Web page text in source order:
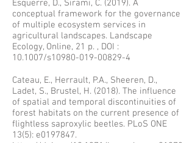
Esquerre, D., Sirami, C. (2019). A
conceptual framework for the governance
of multiple ecosystem services in
agricultural landscapes. Landscape
Ecology, Online, 21 p. , DOI :
10.1007/s10980-019-00829-4
​Cateau, E., Herrault, P.A., Sheeren, D.,
Ladet, S., Brustel, H. (2018). The influence
of spatial and temporal discontinuities of
forest habitats on the current presence of
flightless saproxylic beetles. PLoS ONE
13(5): e0197847.